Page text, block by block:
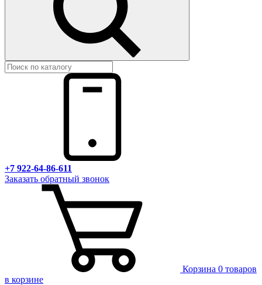
+7 922-64-86-611
Заказать обратный звонок
Корзина 0 товаров
в корзине